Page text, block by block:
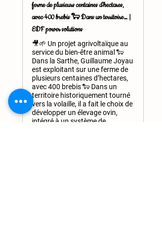
ferme de plusieurs centaines d’hectares,
avec 400 brebis 🐑 Dans un territoire… |
EDF power solutions
🎥🌱 Un projet agrivoltaïque au
service du bien-être animal 🐑
Dans la Sarthe, Guillaume Joyau
est exploitant sur une ferme de
plusieurs centaines d’hectares,
avec 400 brebis 🐑 Dans un
territoire historiquement tourné
vers la volaille, il a fait le choix de
développer un élevage ovin,
intégré à un système de